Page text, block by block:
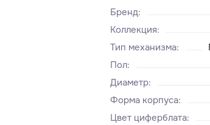
Бренд:
Коллекция:
Тип механизма:
Пол:
Диаметр:
Форма корпуса:
Цвет циферблата: